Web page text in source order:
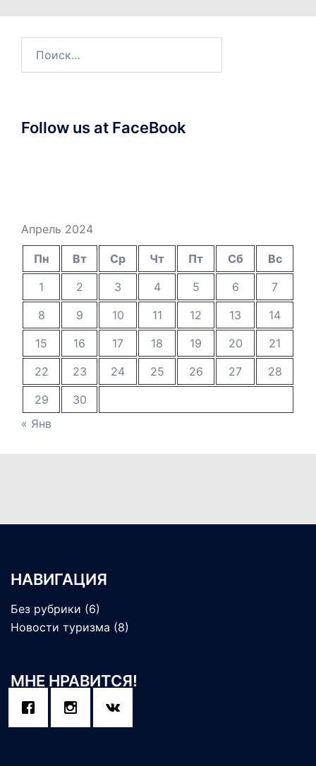
Follow us at FaceBook
Апрель 2024
Пн Вт Ср Чт Пт Сб
Вс
1
2 3 4 5 6
7
8
9 10 11 12 13
14
15
16 17 18 19 20
21
22
23 24 25 26 27
28
29
30
« Янв
НАВИГАЦИЯ
Без рубрики (6)
Новости туризма (8)
МНЕ НРАВИТСЯ!